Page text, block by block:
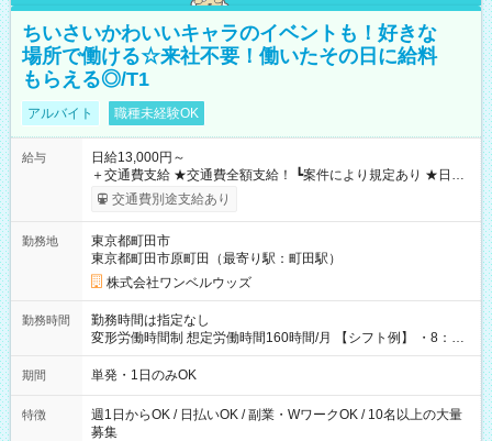
ちいさいかわいいキャラのイベントも！好きな
場所で働ける☆来社不要！働いたその日に給料
もらえる◎/T1
アルバイト 職種未経験OK
給与
日給13,000円～
＋交通費支給 ★交通費全額支給！ ┗案件により規定あり ★日払
いOK！（規定あり） ┗働いたその日に現金GET♪ お仕事後はコ
ンビニATMから 日払い分を引き落とせます！ 【試用期間】試
交通費別途支給あり
勤務地
東京都町田市
東京都町田市原町田（最寄り駅：町田駅）
株式会社ワンベルウッズ
勤務時間
勤務時間は指定なし
変形労働時間制 想定労働時間160時間/月 【シフト例】 ・8：00
～21：00
期間 単発・1日のみOK
特徴
週1日からOK / 日払いOK / 副業・WワークOK / 10名以上の大量
募集